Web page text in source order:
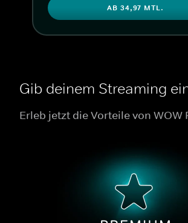
AB 34,97 MTL.
Gib deinem Streaming
Erleb jetzt die Vorteile von WOW